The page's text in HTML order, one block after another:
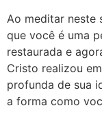
Ao meditar neste
que você é uma
restaurada e
Cristo realizou
profunda de sua
a forma como